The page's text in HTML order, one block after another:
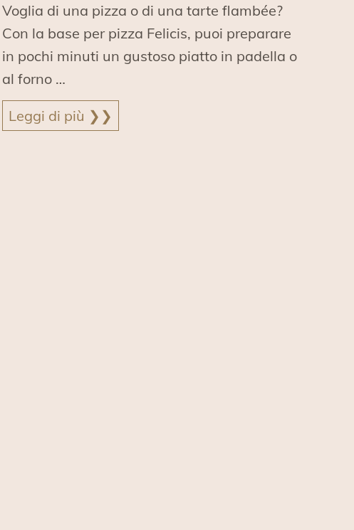
Voglia di una pizza o di una tarte flambée?
Con la base per pizza Felicis, puoi preparare
in pochi minuti un gustoso piatto in padella o
al forno …
Leggi di più ❯❯